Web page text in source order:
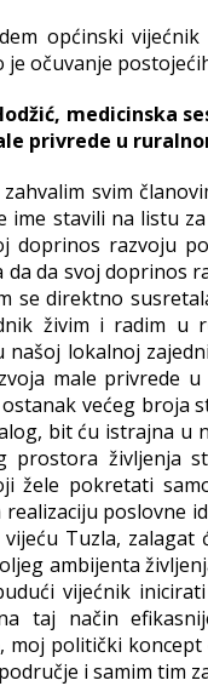
općinski
je očuvanje
medicinska
privrede u
zahvalim svim
ime stavili na listu
doprinos razvoju
da da svoj doprinos
se direktno
živim i radim u
našoj lokalnoj
male privrede
većeg broja
bit ću istrajna u
prostora življenja
žele pokretati
poslovne
vijeću Tuzla,
ambijenta
vijećnik
taj način
moj politički
i samim tim